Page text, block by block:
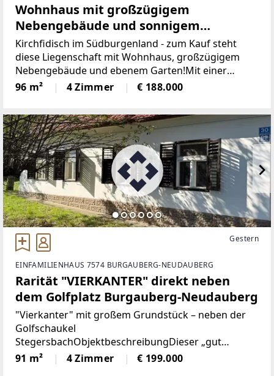
Wohnhaus mit großzügigem
Nebengebäude und sonnigem
Grundstück in Kirchfidisch
Kirchfidisch im Südburgenland - zum Kauf steht
diese Liegenschaft mit Wohnhaus, großzügigem
Nebengebäude und ebenem Garten!Mit einer
Wohnfläche von rund 96 m² erstreckt sich der
Wohnbereich des Hauses über das Erdgeschoss
96 m² 4 Zimmer € 188.000
Gestern
EINFAMILIENHAUS 7574 BURGAUBERG-NEUDAUBERG
Rarität "VIERKANTER" direkt neben
dem Golfplatz Burgauberg-Neudauberg
"Vierkanter" mit großem Grundstück – neben der
Golfschaukel
StegersbachObjektbeschreibungDieser „gut
erhaltene“ Vierkanthof liegt in der begehrten Golf-
und Thermenregion Stegersbach und bietet ein
91 m² 4 Zimmer € 199.000